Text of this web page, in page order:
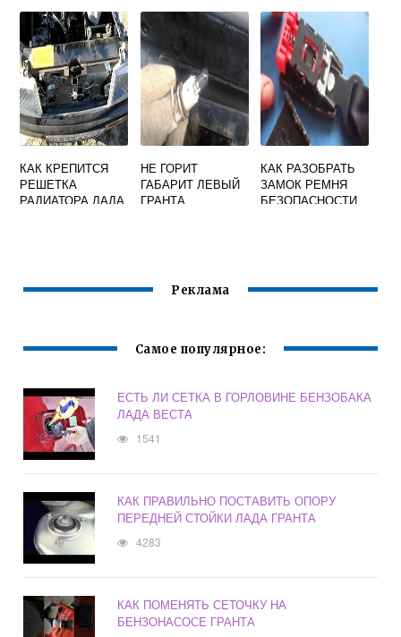
КАК КРЕПИТСЯ
РЕШЕТКА
РАДИАТОРА ЛАДА
НЕ ГОРИТ
ГАБАРИТ ЛЕВЫЙ
ГРАНТА
КАК РАЗОБРАТЬ
ЗАМОК РЕМНЯ
БЕЗОПАСНОСТИ
Реклама
Самое популярное:
ЕСТЬ ЛИ СЕТКА В ГОРЛОВИНЕ БЕНЗОБАКА
ЛАДА ВЕСТА
1541
КАК ПРАВИЛЬНО ПОСТАВИТЬ ОПОРУ
ПЕРЕДНЕЙ СТОЙКИ ЛАДА ГРАНТА
4283
КАК ПОМЕНЯТЬ СЕТОЧКУ НА
БЕНЗОНАСОСЕ ГРАНТА